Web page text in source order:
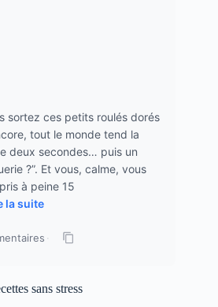
sortez ces petits roulés dorés
tout le monde tend la
deux secondes… puis un
?”. Et vous, calme, vous
à peine 15
la suite
·
sans stress